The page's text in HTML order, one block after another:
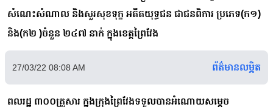
សំណេះសំណាល និងសួរសុខទុក្ខ អតីតយុទ្ធជន ជាជនពិការ ប្រភេទ(ក១)
និង(ក២ )ចំនួន ២៤៧ នាក់ ក្នុងខេត្តព្រៃវែង
27/03/22 08:08 AM ព័ត៌មានលម្អិត
ពលរដ្ឋ ៣០០គ្រួសារ ក្នុងក្រុងព្រៃវែងទទួលបានអំណោយសម្តេច